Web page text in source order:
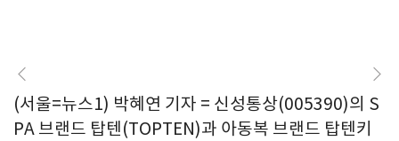
(서울=뉴스1) 박혜연 기자 = 신성통상(005390)의 S
PA 브랜드 탑텐(TOPTEN)과 아동복 브랜드 탑텐키